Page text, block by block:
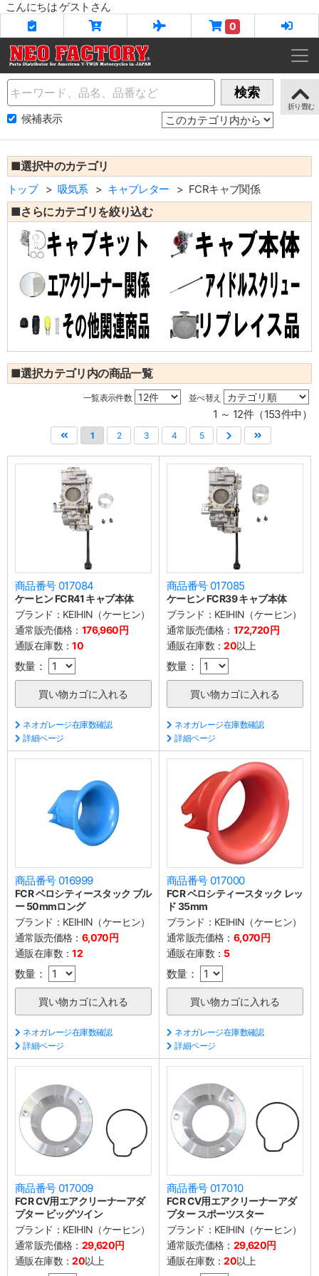
こんにちは ゲストさん
0
Name 検索
候補表示
■選択中のカテゴリ
トップ 吸気系 キャブレター FCRキャブ関係
■さらにカテゴリを絞り込む
■選択カテゴリ内の商品一覧
一覧表示件数 並べ替え
1 ～ 12件（153件中）
1 2 3 4 5
商品番号 017084
ケーヒン FCR41 キャブ本体
ブランド： KEIHIN（ケーヒン）
通常販売価格： 176,960円
通販在庫数：10
数量：
ネオガレージ在庫数確認
詳細ページ
商品番号 017085
ケーヒン FCR39 キャブ本体
ブランド： KEIHIN（ケーヒン）
通常販売価格： 172,720円
通販在庫数：20以上
数量：
ネオガレージ在庫数確認
詳細ページ
商品番号 016999
FCR ベロシティースタック ブル
ー 50mmロング
ブランド： KEIHIN（ケーヒン）
通常販売価格： 6,070円
通販在庫数：12
数量：
ネオガレージ在庫数確認
詳細ページ
商品番号 017000
FCR ベロシティースタック レッ
ド 35mm
ブランド： KEIHIN（ケーヒン）
通常販売価格： 6,070円
通販在庫数： 5
数量：
ネオガレージ在庫数確認
詳細ページ
商品番号 017009
FCR CV用エアクリーナーアダ
プター ビッグツイン
ブランド： KEIHIN（ケーヒン）
通常販売価格： 29,620円
通販在庫数：20以上
商品番号 017010
FCR CV用エアクリーナーアダ
プター スポーツスター
ブランド： KEIHIN（ケーヒン）
通常販売価格： 29,620円
通販在庫数：20以上